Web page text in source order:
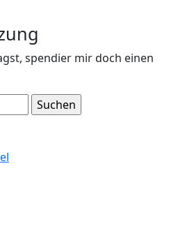
spendier mir doch einen